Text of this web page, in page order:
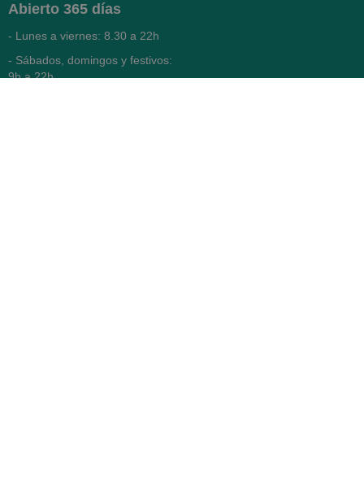
Abierto 365 días
- Lunes a viernes: 8.30 a 22h
- Sábados, domingos y festivos:
9h a 22h